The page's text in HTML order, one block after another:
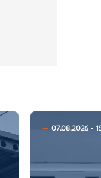
07.08.2026 -